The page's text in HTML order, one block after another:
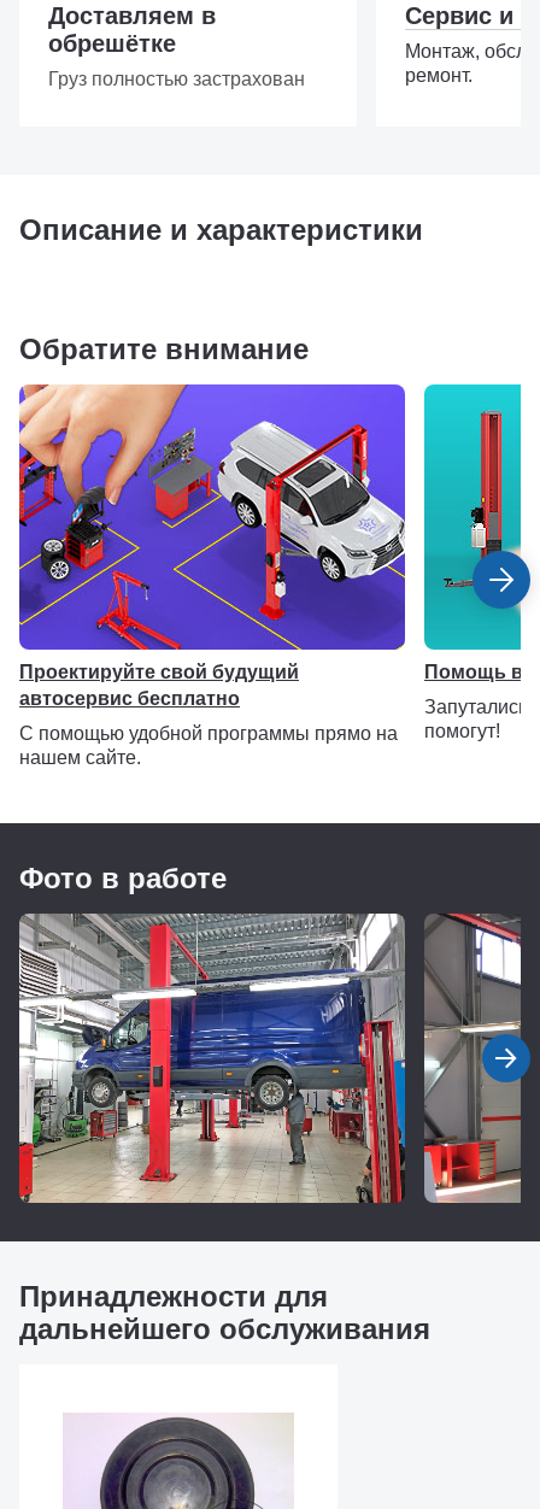
Доставляем в
обрешётке
Груз полностью застрахован
Сервис и
Монтаж,
ремонт.
Описание и характеристики
Обратите внимание
Проектируйте свой будущий
автосервис бесплатно
С помощью удобной программы прямо на
нашем сайте.
Помощь в
Запутались
помогут!
Фото в работе
Принадлежности для
дальнейшего обслуживания